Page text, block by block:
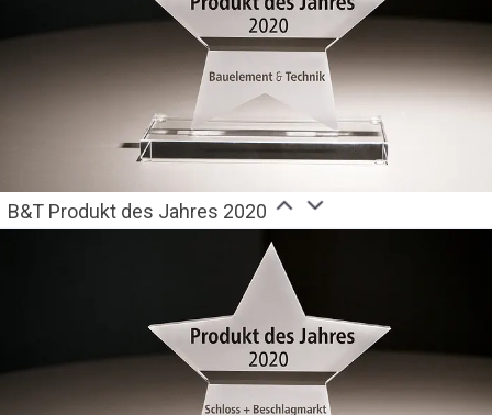
B&T Produkt des Jahres 2020